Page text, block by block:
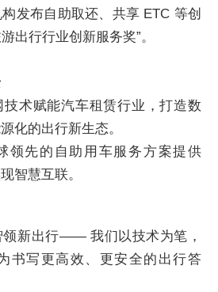
发布自助取还、共享 ETC 等创
出行行业创新服务奖”。
技术赋能汽车租赁行业，打造数
化的出行新生态。
领先的自助用车服务方案提供
智慧互联。
领新出行—— 我们以技术为笔，
书写更高效、更安全的出行答